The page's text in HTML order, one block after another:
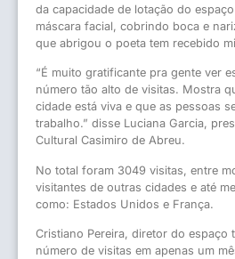
da capacidade de lotação do
máscara facial, cobrindo boca e
que abrigou o poeta tem recebido
“É muito gratificante pra gente ver
número tão alto de visitas. Mostra
cidade está viva e que as pessoas
trabalho.” disse Luciana Garcia,
Cultural Casimiro de Abreu.
No total foram 3049 visitas, entre
visitantes de outras cidades e até
como: Estados Unidos e França.
Cristiano Pereira, diretor do espaço
número de visitas em apenas um